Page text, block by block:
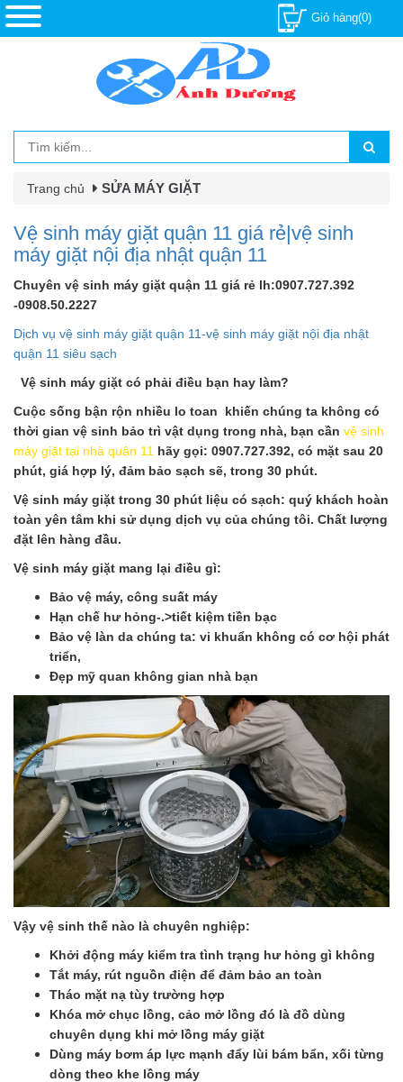
Giỏ hàng(0)
Trang chủ SỬA MÁY GIẶT
Vệ sinh máy giặt quận 11 giá rẻ|vệ sinh
máy giặt nội địa nhật quận 11
Chuyên vệ sinh máy giặt quận 11 giá rẻ lh:0907.727.392
-0908.50.2227
Dịch vụ vệ sinh máy giặt quận 11-vệ sinh máy giặt nội địa nhật
quận 11 siêu sạch
Vệ sinh máy giặt có phải điều bạn hay làm?
Cuộc sống bận rộn nhiều lo toan khiến chúng ta không có
thời gian vệ sinh bảo trì vật dụng trong nhà, bạn cần vệ sinh
máy giặt tại nhà quận 11 hãy gọi: 0907.727.392, có mặt sau 20
phút, giá hợp lý, đảm bảo sạch sẽ, trong 30 phút.
Vệ sinh máy giặt trong 30 phút liệu có sạch: quý khách hoàn
toàn yên tâm khi sử dụng dịch vụ của chúng tôi. Chất lượng
đặt lên hàng đầu.
Vệ sinh máy giặt mang lại điều gì:
Bảo vệ máy, công suất máy
Hạn chế hư hỏng-.>tiết kiệm tiền bạc
Bảo vệ làn da chúng ta: vi khuẩn không có cơ hội phát
triển,
Đẹp mỹ quan không gian nhà bạn
Vậy vệ sinh thế nào là chuyên nghiệp:
Khởi động máy kiểm tra tình trạng hư hỏng gì không
Tắt máy, rút nguồn điện để đảm bảo an toàn
Tháo mặt nạ tùy trường hợp
Khóa mở chục lồng, cảo mở lồng đó là đồ dùng
chuyên dụng khi mở lồng máy giặt
Dùng máy bơm áp lực mạnh đẩy lùi bám bẩn, xối từng
dòng theo khe lồng máy